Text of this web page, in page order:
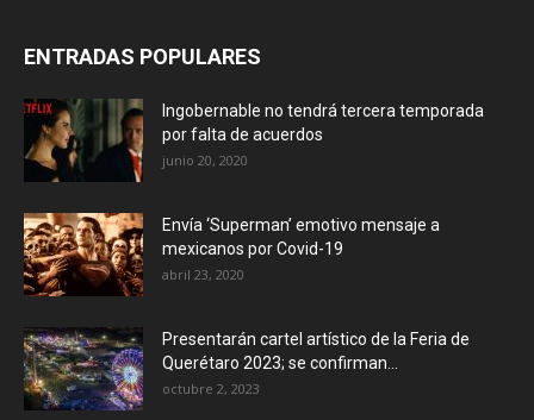
ENTRADAS POPULARES
Ingobernable no tendrá tercera temporada
por falta de acuerdos
junio 20, 2020
Envía ‘Superman’ emotivo mensaje a
mexicanos por Covid-19
abril 23, 2020
Presentarán cartel artístico de la Feria de
Querétaro 2023; se confirman...
octubre 2, 2023